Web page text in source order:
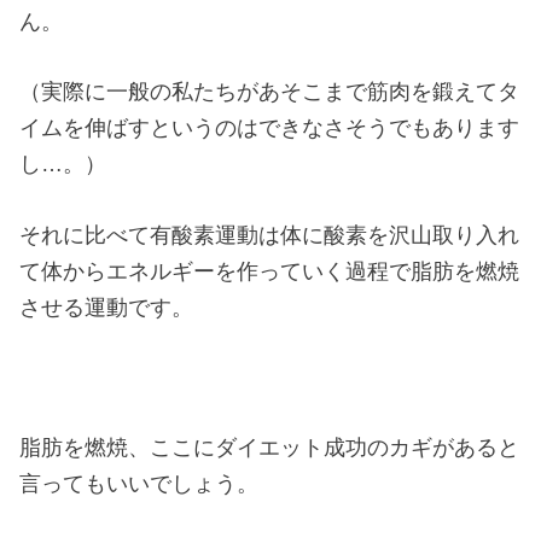
ん。
（実際に一般の私たちがあそこまで筋肉を鍛えてタ
イムを伸ばすというのはできなさそうでもあります
し…。）
それに比べて有酸素運動は体に酸素を沢山取り入れ
て体からエネルギーを作っていく過程で脂肪を燃焼
させる運動です。
脂肪を燃焼、ここにダイエット成功のカギがあると
言ってもいいでしょう。